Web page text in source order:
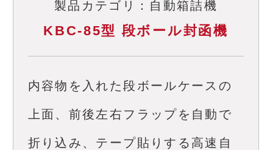
製品カテゴリ：自動箱詰機
KBC-85型 段ボール封函機
内容物を入れた段ボールケースの
上面、前後左右フラップを自動で
折り込み、テープ貼りする高速自